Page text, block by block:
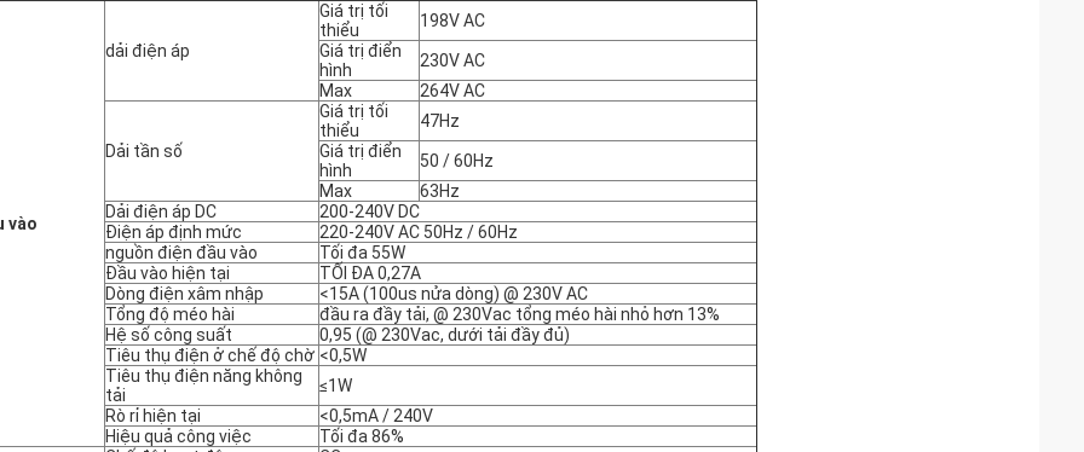
vào
dải điện áp
Giá trị tối
thiểu
198V AC
Giá trị điển
hình
230V AC
Max
264V AC
Dải tần số
Giá trị tối
thiểu
47Hz
Giá trị điển
hình
50 / 60Hz
Max
63Hz
Dải điện áp DC
200-240V DC
Điện áp định mức
220-240V AC 50Hz / 60Hz
nguồn điện đầu vào
Tối đa 55W
Đầu vào hiện tại
TỐI ĐA 0,27A
Dòng điện xâm nhập
<15A (100us nửa dòng) @ 230V AC
Tổng độ méo hài
đầu ra đầy tải, @ 230Vac tổng méo hài nhỏ hơn 13%
Hệ số công suất
0,95 (@ 230Vac, dưới tải đầy đủ)
Tiêu thụ điện ở chế độ chờ <0,5W
Tiêu thụ điện năng không
tải
≤1W
Rò rỉ hiện tại
<0,5mA / 240V
Hiệu quả công việc
Tối đa 86%